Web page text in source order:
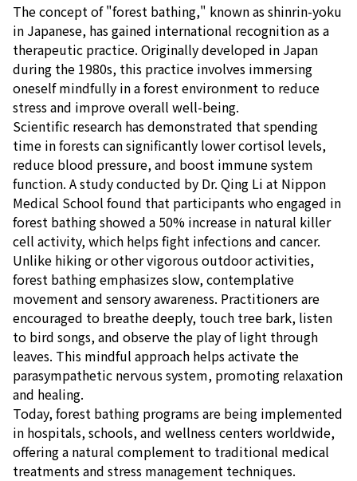
The concept of "forest bathing," known as shinrin-yoku
in Japanese, has gained international recognition as a
therapeutic practice. Originally developed in Japan
during the 1980s, this practice involves immersing
oneself mindfully in a forest environment to reduce
stress and improve overall well-being.
Scientific research has demonstrated that spending
time in forests can significantly lower cortisol levels,
reduce blood pressure, and boost immune system
function. A study conducted by Dr. Qing Li at Nippon
Medical School found that participants who engaged in
forest bathing showed a 50% increase in natural killer
cell activity, which helps fight infections and cancer.
Unlike hiking or other vigorous outdoor activities,
forest bathing emphasizes slow, contemplative
movement and sensory awareness. Practitioners are
encouraged to breathe deeply, touch tree bark, listen
to bird songs, and observe the play of light through
leaves. This mindful approach helps activate the
parasympathetic nervous system, promoting relaxation
and healing.
Today, forest bathing programs are being implemented
in hospitals, schools, and wellness centers worldwide,
offering a natural complement to traditional medical
treatments and stress management techniques.